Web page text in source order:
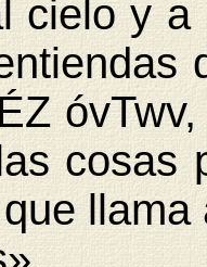
cielo y
cosas